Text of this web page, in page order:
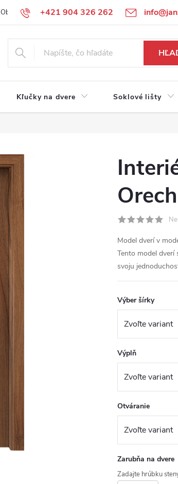
+421 904 326 262
Obchodné podmienky Reklamačné podmienky
Kľučky na dvere Soklové lišty
Orech
Model dverí v
Tento model
svoju
Výber šírky
Výplň
Otváranie
Zarubňa na dvere
Zadajte hrúbku